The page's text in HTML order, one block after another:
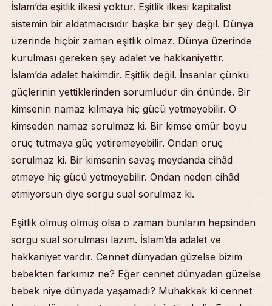
İslam’da eşitlik ilkesi yoktur. Eşitlik ilkesi kapitalist
sistemin bir aldatmacısıdır başka bir şey değil. Dünya
üzerinde hiçbir zaman eşitlik olmaz. Dünya üzerinde
kurulması gereken şey adalet ve hakkaniyettir.
İslam’da adalet hakimdir. Eşitlik değil. İnsanlar çünkü
güçlerinin yettiklerinden sorumludur din önünde. Bir
kimsenin namaz kılmaya hiç gücü yetmeyebilir. O
kimseden namaz sorulmaz ki. Bir kimse ömür boyu
oruç tutmaya güç yetiremeyebilir. Ondan oruç
sorulmaz ki. Bir kimsenin savaş meydanda cihâd
etmeye hiç gücü yetmeyebilir. Ondan neden cihâd
etmiyorsun diye sorgu sual sorulmaz ki.
Eşitlik olmuş olmuş olsa o zaman bunların hepsinden
sorgu sual sorulması lazım. İslam’da adalet ve
hakkaniyet vardır. Cennet dünyadan güzelse bizim
bebekten farkımız ne? Eğer cennet dünyadan güzelse
bebek niye dünyada yaşamadı? Muhakkak ki cennet